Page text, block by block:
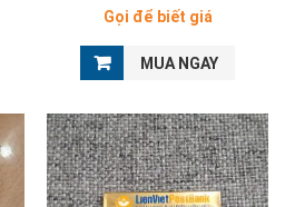
Gọi để biết giá
MUA NGAY